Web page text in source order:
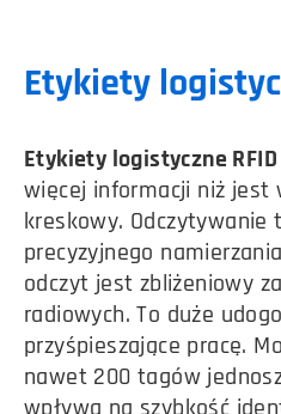
Etykiety
Etykiety logistyczne RFID
więcej informacji niż jest
kreskowy.
precyzyjnego
odczyt jest zbliżeniowy
radiowych. To duże
przyśpieszające pracę.
nawet 200 tagów